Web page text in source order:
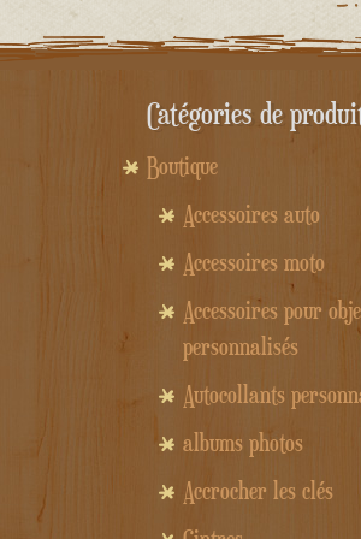
Catégories de
Boutique
Accessoires auto
Accessoires moto
Accessoires pour
personnalisés
Autocollants
albums photos
Accrocher les clés